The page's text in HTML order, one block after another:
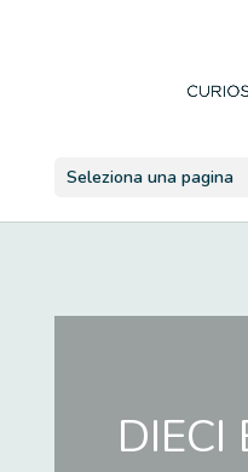
Seleziona una pagina
DIECI